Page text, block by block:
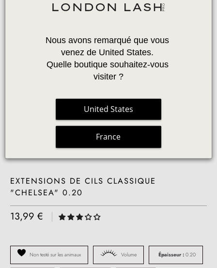
Play
EXTENSIONS DE CILS CLASSIQUE
"CHELSEA" 0.20
13,99 € |
Non testé sur les animaux Volume Épaisseur :0.20
Nous avons remarqué que vous
venez de United States.
Quelle boutique souhaitez-vous
visiter ?
United States
France